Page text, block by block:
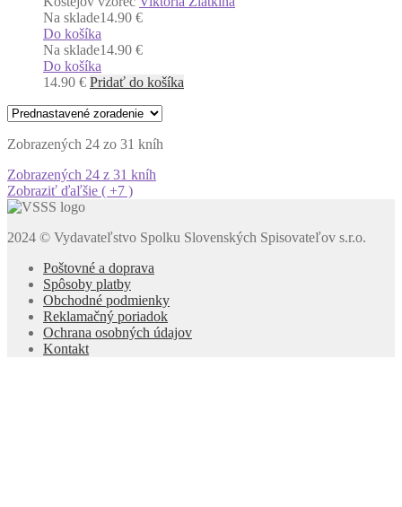
Na sklade14.90 €
Do košíka
Na sklade14.90 €
Do košíka
14.90 € Pridať do košíka
Zobrazených 24 zo 31 kníh
Zobrazených 24 z 31 kníh
Zobraziť ďaľšie ( +7 )
2024 © Vydavateľstvo Spolku Slovenských Spisovateľov s.r.o.
Poštovné a doprava
Spôsoby platby
Obchodné podmienky
Reklamačný poriadok
Ochrana osobných údajov
Kontakt